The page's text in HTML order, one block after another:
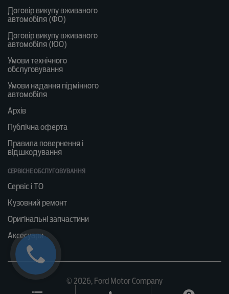
Договір викупу вживаного
автомобіля (ФО)
Договір викупу вживаного
автомобіля (ЮО)
Умови технічного
обслуговування
Умови надання підмінного
автомобіля
Архів
Публічна оферта
Правила повернення і
відшкодування
СЕРВІСНЕ ОБСЛУГОВУВАННЯ
Сервіс і ТО
Кузовний ремонт
Оригінальні запчастини
Аксесуари
© 2026, Ford Motor Company